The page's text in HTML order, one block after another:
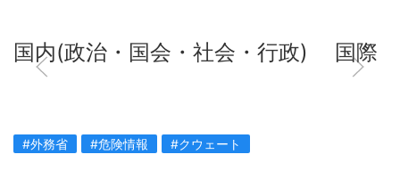
国内(政治・国会・社会・行政) 国際
#外務省 #危険情報 #クウェート